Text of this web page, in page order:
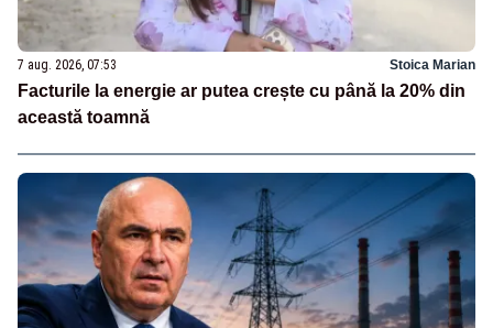
7 aug. 2026, 07:53 Stoica Marian
Facturile la energie ar putea crește cu până la 20% din
această toamnă